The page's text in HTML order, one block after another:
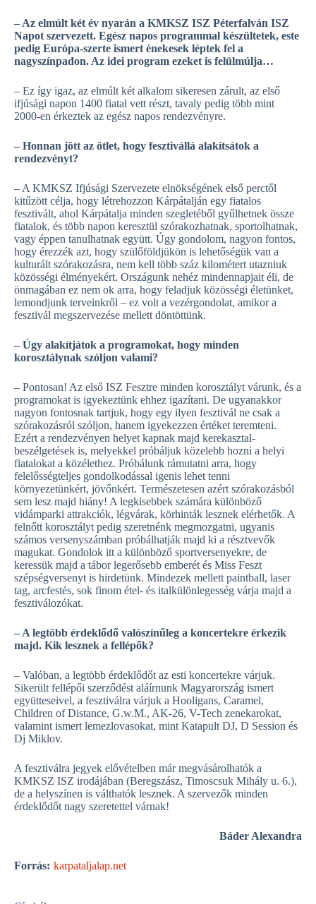
– Az elmúlt két év nyarán a KMKSZ ISZ Péterfalván ISZ
Napot szervezett. Egész napos programmal készültetek, este
pedig Európa-szerte ismert énekesek léptek fel a
nagyszínpadon. Az idei program ezeket is felülmúlja…
– Ez így igaz, az elmúlt két alkalom sikeresen zárult, az első
ifjúsági napon 1400 fiatal vett részt, tavaly pedig több mint
2000-en érkeztek az egész napos rendezvényre.
– Honnan jött az ötlet, hogy fesztivállá alakítsátok a
rendezvényt?
– A KMKSZ Ifjúsági Szervezete elnökségének első perctől
kitűzött célja, hogy létrehozzon Kárpátalján egy fiatalos
fesztivált, ahol Kárpátalja minden szegletéből gyűlhetnek össze
fiatalok, és több napon keresztül szórakozhatnak, sportolhatnak,
vagy éppen tanulhatnak együtt. Úgy gondolom, nagyon fontos,
hogy érezzék azt, hogy szülőföldjükön is lehetőségük van a
kulturált szórakozásra, nem kell több száz kilométert utazniuk
közösségi élményekért. Országunk nehéz mindennapjait éli, de
önmagában ez nem ok arra, hogy feladjuk közösségi életünket,
lemondjunk terveinkről – ez volt a vezérgondolat, amikor a
fesztivál megszervezése mellett döntöttünk.
– Úgy alakítjátok a programokat, hogy minden
korosztálynak szóljon valami?
– Pontosan! Az első ISZ Fesztre minden korosztályt várunk, és a
programokat is igyekeztünk ehhez igazítani. De ugyanakkor
nagyon fontosnak tartjuk, hogy egy ilyen fesztivál ne csak a
szórakozásról szóljon, hanem igyekezzen értéket teremteni.
Ezért a rendezvényen helyet kapnak majd kerekasztal-
beszélgetések is, melyekkel próbáljuk közelebb hozni a helyi
fiatalokat a közélethez. Próbálunk rámutatni arra, hogy
felelősségteljes gondolkodással igenis lehet tenni
környezetünkért, jövőnkért. Természetesen azért szórakozásból
sem lesz majd hiány! A legkisebbek számára különböző
vidámparki attrakciók, légvárak, körhinták lesznek elérhetők. A
felnőtt korosztályt pedig szeretnénk megmozgatni, ugyanis
számos versenyszámban próbálhatják majd ki a résztvevők
magukat. Gondolok itt a különböző sportversenyekre, de
keressük majd a tábor legerősebb emberét és Miss Feszt
szépségversenyt is hirdetünk. Mindezek mellett paintball, laser
tag, arcfestés, sok finom étel- és italkülönlegesség várja majd a
fesztiválozókat.
– A legtöbb érdeklődő valószínűleg a koncertekre érkezik
majd. Kik lesznek a fellépők?
– Valóban, a legtöbb érdeklődőt az esti koncertekre várjuk.
Sikerült fellépői szerződést aláírnunk Magyarország ismert
együtteseivel, a fesztiválra várjuk a Hooligans, Caramel,
Children of Distance, G.w.M., AK-26, V-Tech zenekarokat,
valamint ismert lemezlovasokat, mint Katapult DJ, D Session és
Dj Miklov.
A fesztiválra jegyek elővételben már megvásárolhatók a
KMKSZ ISZ irodájában (Beregszász, Timoscsuk Mihály u. 6.),
de a helyszínen is válthatók lesznek. A szervezők minden
érdeklődőt nagy szeretettel várnak!
Báder Alexandra
Forrás: karpataljalap.net